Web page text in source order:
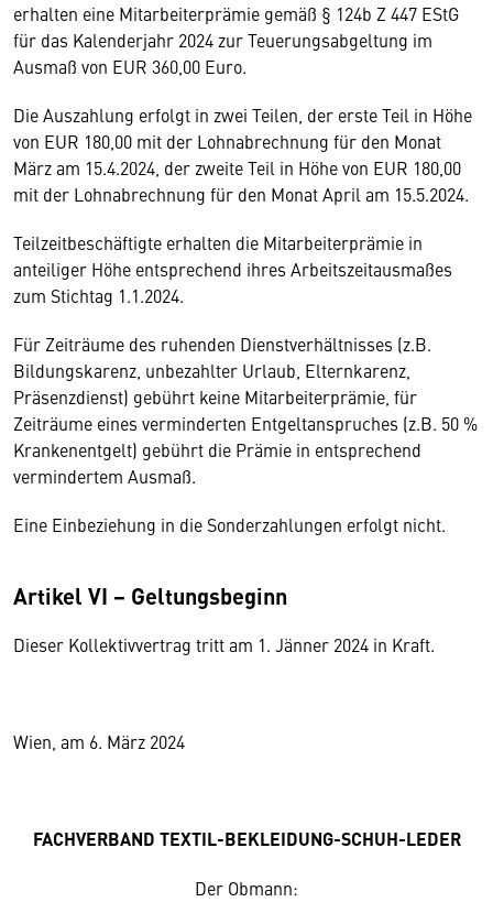
erhalten eine Mitarbeiterprämie gemäß § 124b Z 447 EStG
für das Kalenderjahr 2024 zur Teuerungsabgeltung im
Ausmaß von EUR 360,00 Euro.
Die Auszahlung erfolgt in zwei Teilen, der erste Teil in Höhe
von EUR 180,00 mit der Lohnabrechnung für den Monat
März am 15.4.2024, der zweite Teil in Höhe von EUR 180,00
mit der Lohnabrechnung für den Monat April am 15.5.2024.
Teilzeitbeschäftigte erhalten die Mitarbeiterprämie in
anteiliger Höhe entsprechend ihres Arbeitszeitausmaßes
zum Stichtag 1.1.2024.
Für Zeiträume des ruhenden Dienstverhältnisses (z.B.
Bildungskarenz, unbezahlter Urlaub, Elternkarenz,
Präsenzdienst) gebührt keine Mitarbeiterprämie, für
Zeiträume eines verminderten Entgeltanspruches (z.B. 50 %
Krankenentgelt) gebührt die Prämie in entsprechend
vermindertem Ausmaß.
Eine Einbeziehung in die Sonderzahlungen erfolgt nicht.
Artikel VI − Geltungsbeginn
Dieser Kollektivvertrag tritt am 1. Jänner 2024 in Kraft.
Wien, am 6. März 2024
FACHVERBAND TEXTIL-BEKLEIDUNG-SCHUH-LEDER
Der Obmann: